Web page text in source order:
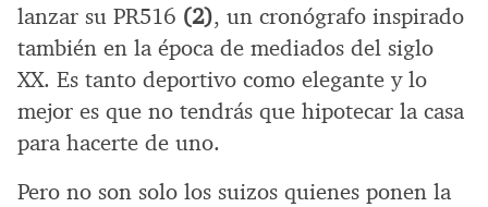
lanzar su PR516 (2), un cronógrafo inspirado
también en la época de mediados del siglo
XX. Es tanto deportivo como elegante y lo
mejor es que no tendrás que hipotecar la casa
para hacerte de uno.
Pero no son solo los suizos quienes ponen la